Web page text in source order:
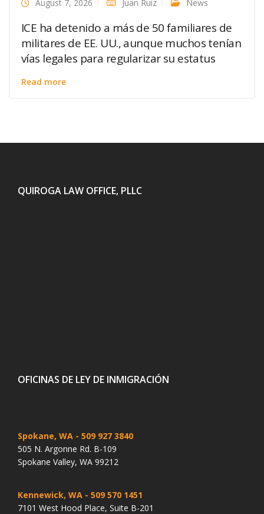
August 7, 2026 Juan Ruiz News
ICE ha detenido a más de 50 familiares de
militares de EE. UU., aunque muchos tenían
vías legales para regularizar su estatus
Read more
QUIROGA LAW OFFICE, PLLC
OFICINAS DE LEY DE INMIGRACIÓN
Spokane, WA - 509 927 3840
505 N. Argonne Rd. B-109
Spokane Valley, WA 99212
Kennewick, WA - 509 570 1451
7101 West Hood Place, Suite B-201